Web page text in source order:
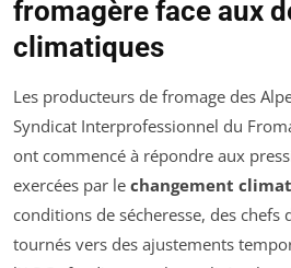
fromagère face aux
climatiques
Les producteurs de fromage des
Syndicat Interprofessionnel du
ont commencé à répondre aux
exercées par le changement
conditions de sécheresse, des chefs
tournés vers des ajustements